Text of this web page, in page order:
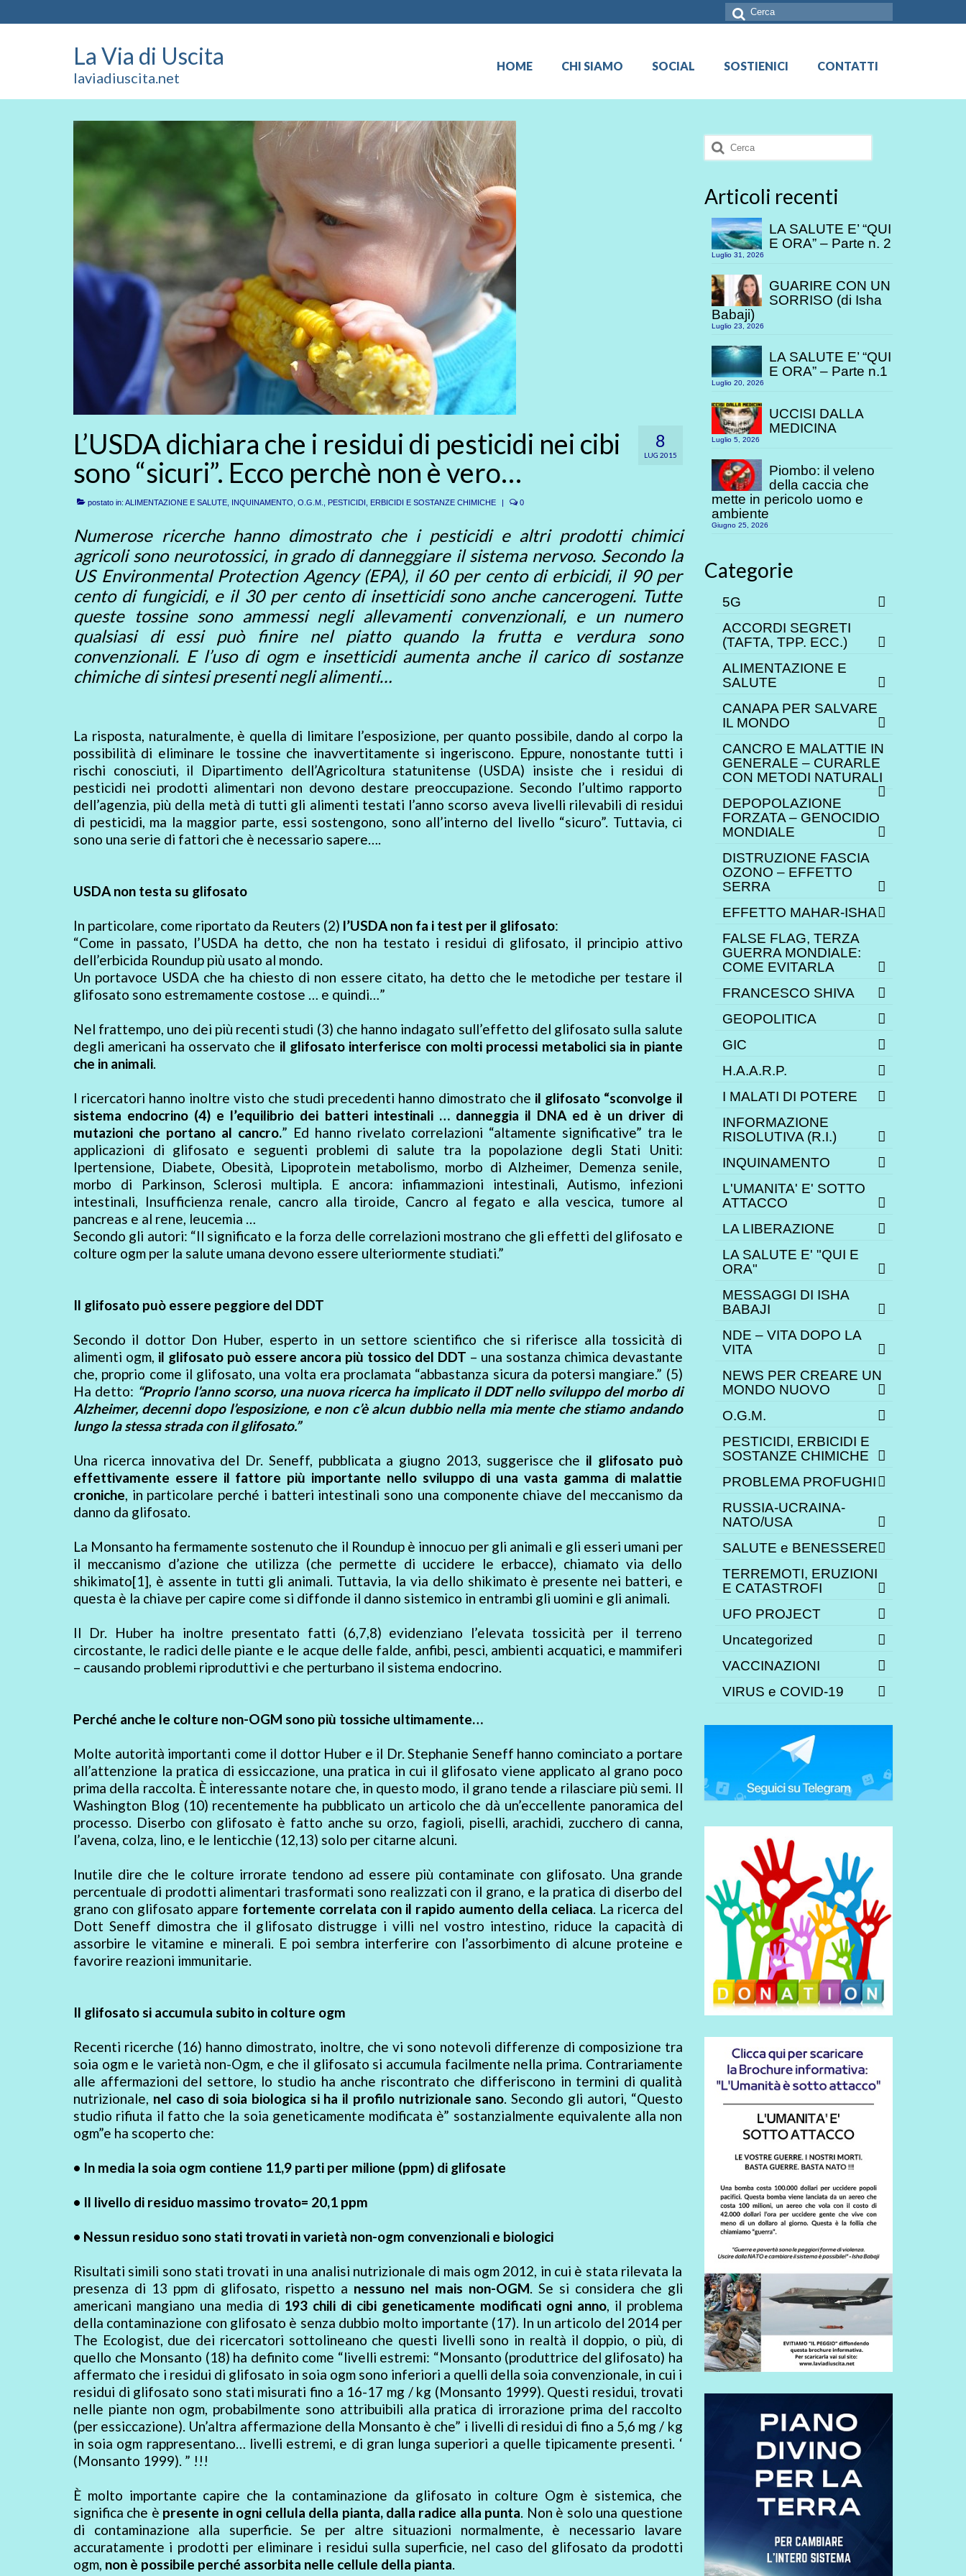
Cerca:
La Via di Uscita
laviadiuscita.net
HOME CHI SIAMO SOCIAL SOSTIENICI CONTATTI
8
LUG 2015
L’USDA dichiara che i residui di pesticidi nei cibi
sono “sicuri”. Ecco perchè non è vero…
postato in: ALIMENTAZIONE E SALUTE INQUINAMENTO O.G.M. PESTICIDI, ERBICIDI E SOSTANZE CHIMICHE | 0
Numerose ricerche hanno dimostrato che i pesticidi e altri prodotti chimici
agricoli sono neurotossici, in grado di danneggiare il sistema nervoso. Secondo la
US Environmental Protection Agency (EPA), il 60 per cento di erbicidi, il 90 per
cento di fungicidi, e il 30 per cento di insetticidi sono anche cancerogeni. Tutte
queste tossine sono ammessi negli allevamenti convenzionali, e un numero
qualsiasi di essi può finire nel piatto quando la frutta e verdura sono
convenzionali. E l’uso di ogm e insetticidi aumenta anche il carico di sostanze
chimiche di sintesi presenti negli alimenti…
La risposta, naturalmente, è quella di limitare l’esposizione, per quanto possibile, dando al corpo la
possibilità di eliminare le tossine che inavvertitamente si ingeriscono. Eppure, nonostante tutti i
rischi conosciuti, il Dipartimento dell’Agricoltura statunitense (USDA) insiste che i residui di
pesticidi nei prodotti alimentari non devono destare preoccupazione. Secondo l’ultimo rapporto
dell’agenzia, più della metà di tutti gli alimenti testati l’anno scorso aveva livelli rilevabili di residui
di pesticidi, ma la maggior parte, essi sostengono, sono all’interno del livello “sicuro”. Tuttavia, ci
sono una serie di fattori che è necessario sapere….
USDA non testa su glifosato
In particolare, come riportato da Reuters (2) l’USDA non fa i test per il glifosato:
“Come in passato, l’USDA ha detto, che non ha testato i residui di glifosato, il principio attivo
dell’erbicida Roundup più usato al mondo.
Un portavoce USDA che ha chiesto di non essere citato, ha detto che le metodiche per testare il
glifosato sono estremamente costose … e quindi…”
Nel frattempo, uno dei più recenti studi (3) che hanno indagato sull’effetto del glifosato sulla salute
degli americani ha osservato che il glifosato interferisce con molti processi metabolici sia in piante
che in animali.
I ricercatori hanno inoltre visto che studi precedenti hanno dimostrato che il glifosato “sconvolge il
sistema endocrino (4) e l’equilibrio dei batteri intestinali … danneggia il DNA ed è un driver di
mutazioni che portano al cancro.” Ed hanno rivelato correlazioni “altamente significative” tra le
applicazioni di glifosato e seguenti problemi di salute tra la popolazione degli Stati Uniti:
Ipertensione, Diabete, Obesità, Lipoprotein metabolismo, morbo di Alzheimer, Demenza senile,
morbo di Parkinson, Sclerosi multipla. E ancora: infiammazioni intestinali, Autismo, infezioni
intestinali, Insufficienza renale, cancro alla tiroide, Cancro al fegato e alla vescica, tumore al
pancreas e al rene, leucemia …
Secondo gli autori: “Il significato e la forza delle correlazioni mostrano che gli effetti del glifosato e
colture ogm per la salute umana devono essere ulteriormente studiati.”
Il glifosato può essere peggiore del DDT
Secondo il dottor Don Huber, esperto in un settore scientifico che si riferisce alla tossicità di
alimenti ogm, il glifosato può essere ancora più tossico del DDT – una sostanza chimica devastante
che, proprio come il glifosato, una volta era proclamata “abbastanza sicura da potersi mangiare.” (5)
Ha detto: “Proprio l’anno scorso, una nuova ricerca ha implicato il DDT nello sviluppo del morbo di
Alzheimer, decenni dopo l’esposizione, e non c’è alcun dubbio nella mia mente che stiamo andando
lungo la stessa strada con il glifosato.”
Una ricerca innovativa del Dr. Seneff, pubblicata a giugno 2013, suggerisce che il glifosato può
effettivamente essere il fattore più importante nello sviluppo di una vasta gamma di malattie
croniche, in particolare perché i batteri intestinali sono una componente chiave del meccanismo da
danno da glifosato.
La Monsanto ha fermamente sostenuto che il Roundup è innocuo per gli animali e gli esseri umani per
il meccanismo d’azione che utilizza (che permette di uccidere le erbacce), chiamato via dello
shikimato[1], è assente in tutti gli animali. Tuttavia, la via dello shikimato è presente nei batteri, e
questa è la chiave per capire come si diffonde il danno sistemico in entrambi gli uomini e gli animali.
Il Dr. Huber ha inoltre presentato fatti (6,7,8) evidenziano l’elevata tossicità per il terreno
circostante, le radici delle piante e le acque delle falde, anfibi, pesci, ambienti acquatici, e mammiferi
– causando problemi riproduttivi e che perturbano il sistema endocrino.
Perché anche le colture non-OGM sono più tossiche ultimamente…
Molte autorità importanti come il dottor Huber e il Dr. Stephanie Seneff hanno cominciato a portare
all’attenzione la pratica di essiccazione, una pratica in cui il glifosato viene applicato al grano poco
prima della raccolta. È interessante notare che, in questo modo, il grano tende a rilasciare più semi. Il
Washington Blog (10) recentemente ha pubblicato un articolo che dà un’eccellente panoramica del
processo. Diserbo con glifosato è fatto anche su orzo, fagioli, piselli, arachidi, zucchero di canna,
l’avena, colza, lino, e le lenticchie (12,13) solo per citarne alcuni.
Inutile dire che le colture irrorate tendono ad essere più contaminate con glifosato. Una grande
percentuale di prodotti alimentari trasformati sono realizzati con il grano, e la pratica di diserbo del
grano con glifosato appare fortemente correlata con il rapido aumento della celiaca. La ricerca del
Dott Seneff dimostra che il glifosato distrugge i villi nel vostro intestino, riduce la capacità di
assorbire le vitamine e minerali. E poi sembra interferire con l’assorbimento di alcune proteine e
favorire reazioni immunitarie.
Il glifosato si accumula subito in colture ogm
Recenti ricerche (16) hanno dimostrato, inoltre, che vi sono notevoli differenze di composizione tra
soia ogm e le varietà non-Ogm, e che il glifosato si accumula facilmente nella prima. Contrariamente
alle affermazioni del settore, lo studio ha anche riscontrato che differiscono in termini di qualità
nutrizionale, nel caso di soia biologica si ha il profilo nutrizionale sano. Secondo gli autori, “Questo
studio rifiuta il fatto che la soia geneticamente modificata è” sostanzialmente equivalente alla non
ogm”e ha scoperto che:
• In media la soia ogm contiene 11,9 parti per milione (ppm) di glifosate
• Il livello di residuo massimo trovato= 20,1 ppm
• Nessun residuo sono stati trovati in varietà non-ogm convenzionali e biologici
Risultati simili sono stati trovati in una analisi nutrizionale di mais ogm 2012, in cui è stata rilevata la
presenza di 13 ppm di glifosato, rispetto a nessuno nel mais non-OGM. Se si considera che gli
americani mangiano una media di 193 chili di cibi geneticamente modificati ogni anno, il problema
della contaminazione con glifosato è senza dubbio molto importante (17). In un articolo del 2014 per
The Ecologist, due dei ricercatori sottolineano che questi livelli sono in realtà il doppio, o più, di
quello che Monsanto (18) ha definito come “livelli estremi: “Monsanto (produttrice del glifosato) ha
affermato che i residui di glifosato in soia ogm sono inferiori a quelli della soia convenzionale, in cui i
residui di glifosato sono stati misurati fino a 16-17 mg / kg (Monsanto 1999). Questi residui, trovati
nelle piante non ogm, probabilmente sono attribuibili alla pratica di irrorazione prima del raccolto
(per essiccazione). Un’altra affermazione della Monsanto è che” i livelli di residui di fino a 5,6 mg / kg
in soia ogm rappresentano… livelli estremi, e di gran lunga superiori a quelle tipicamente presenti. ‘
(Monsanto 1999). ” !!!
È molto importante capire che la contaminazione da glifosato in colture Ogm è sistemica, che
significa che è presente in ogni cellula della pianta, dalla radice alla punta. Non è solo una questione
di contaminazione alla superficie. Se per altre situazioni normalmente, è necessario lavare
accuratamente i prodotti per eliminare i residui sulla superficie, nel caso del glifosato da prodotti
ogm, non è possibile perché assorbita nelle cellule della pianta.
Cerca:
Articoli recenti
LA SALUTE E’ “QUI
E ORA” – Parte n. 2
Luglio 31, 2026
GUARIRE CON UN
SORRISO (di Isha
Babaji)
Luglio 23, 2026
LA SALUTE E’ “QUI
E ORA” – Parte n.1
Luglio 20, 2026
UCCISI DALLA
MEDICINA
Luglio 5, 2026
Piombo: il veleno
della caccia che
mette in pericolo uomo e
ambiente
Giugno 25, 2026
Categorie
5G
ACCORDI SEGRETI
(TAFTA, TPP. ECC.)
ALIMENTAZIONE E
SALUTE
CANAPA PER SALVARE
IL MONDO
CANCRO E MALATTIE IN
GENERALE – CURARLE
CON METODI NATURALI
DEPOPOLAZIONE
FORZATA – GENOCIDIO
MONDIALE
DISTRUZIONE FASCIA
OZONO – EFFETTO
SERRA
EFFETTO MAHAR-ISHA
FALSE FLAG, TERZA
GUERRA MONDIALE:
COME EVITARLA
FRANCESCO SHIVA
GEOPOLITICA
GIC
H.A.A.R.P.
I MALATI DI POTERE
INFORMAZIONE
RISOLUTIVA (R.I.)
INQUINAMENTO
L'UMANITA' E' SOTTO
ATTACCO
LA LIBERAZIONE
LA SALUTE E' "QUI E
ORA"
MESSAGGI DI ISHA
BABAJI
NDE – VITA DOPO LA
VITA
NEWS PER CREARE UN
MONDO NUOVO
O.G.M.
PESTICIDI, ERBICIDI E
SOSTANZE CHIMICHE
PROBLEMA PROFUGHI
RUSSIA-UCRAINA-
NATO/USA
SALUTE e BENESSERE
TERREMOTI, ERUZIONI
E CATASTROFI
UFO PROJECT
Uncategorized
VACCINAZIONI
VIRUS e COVID-19